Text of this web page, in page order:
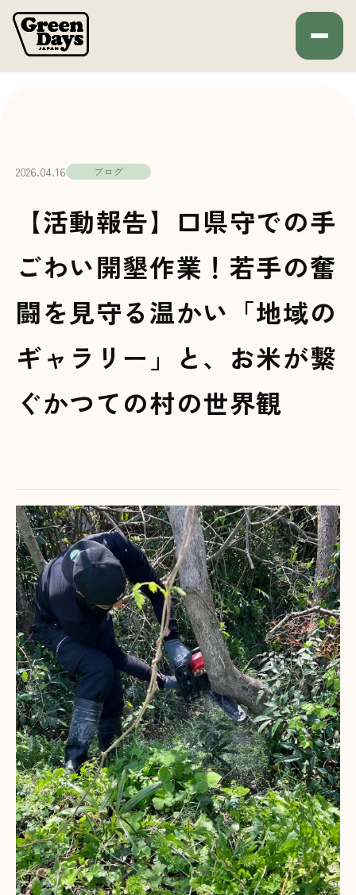
2026.04.16 ブログ
【活動報告】口県守での手
ごわい開墾作業！若手の奮
闘を見守る温かい「地域の
ギャラリー」と、お米が繋
ぐかつての村の世界観